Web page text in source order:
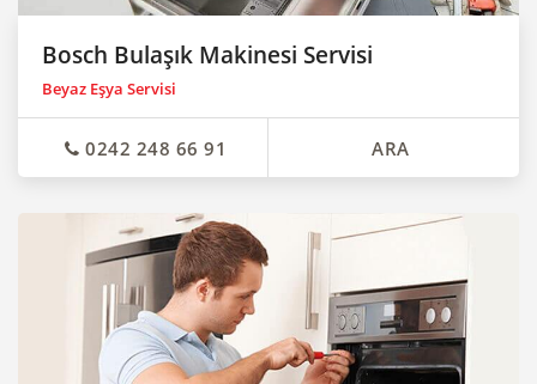
Bosch Bulaşık Makinesi Servisi
Beyaz Eşya Servisi
0242 248 66 91 ARA